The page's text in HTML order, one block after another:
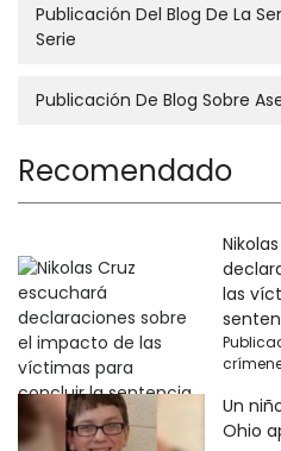
Publicación Del Blog De La
Serie
Publicación De Blog Sobre
Recomendado
las
Un
Ohio